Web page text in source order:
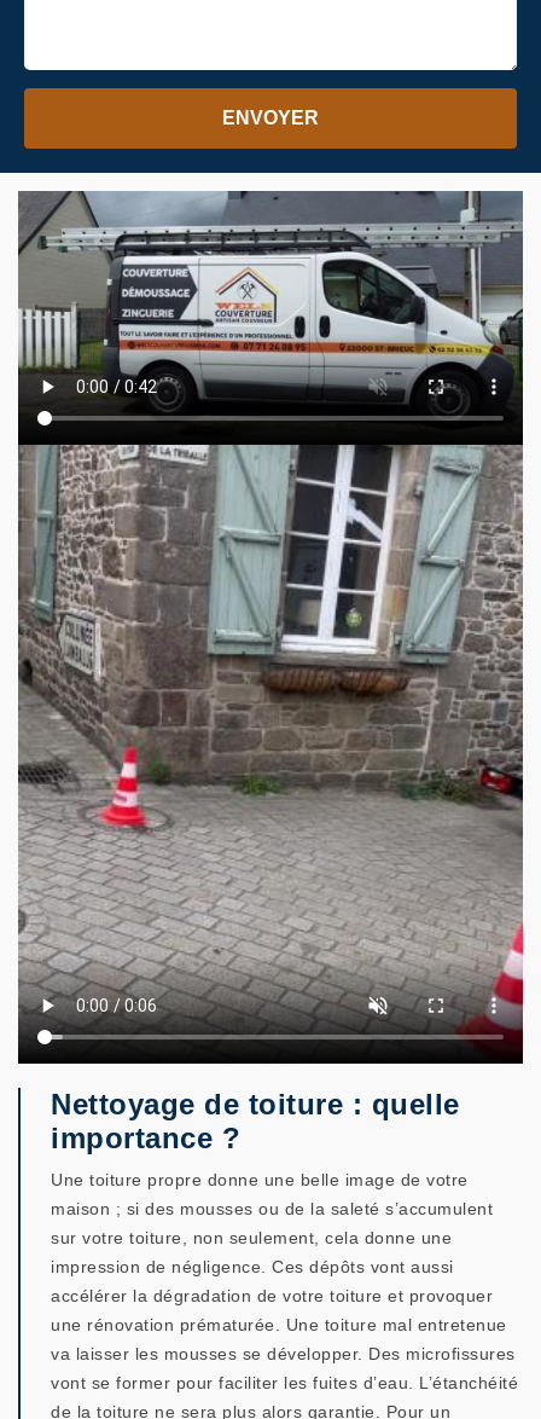
Nettoyage de toiture : quelle
importance ?
Une toiture propre donne une belle image de votre
maison ; si des mousses ou de la saleté s’accumulent
sur votre toiture, non seulement, cela donne une
impression de négligence. Ces dépôts vont aussi
accélérer la dégradation de votre toiture et provoquer
une rénovation prématurée. Une toiture mal entretenue
va laisser les mousses se développer. Des microfissures
vont se former pour faciliter les fuites d’eau. L’étanchéité
de la toiture ne sera plus alors garantie. Pour un